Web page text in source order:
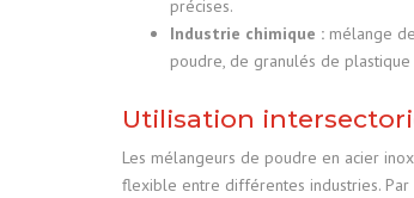
précises.
Industrie chimique : mélange
poudre, de granulés de plastique
Utilisation
Les mélangeurs de poudre en acier
flexible entre différentes industries.